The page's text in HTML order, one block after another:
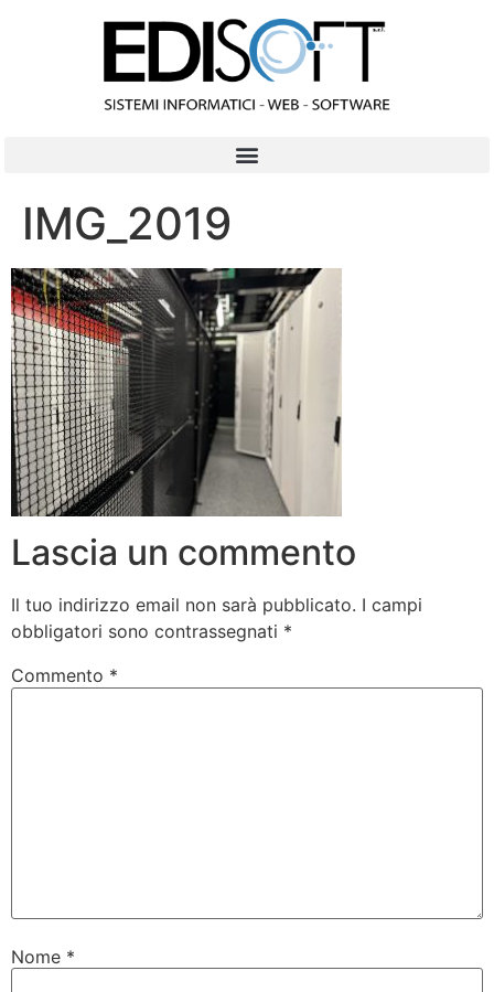
IMG_2019
Lascia un commento
Il tuo indirizzo email non sarà pubblicato. I campi
obbligatori sono contrassegnati *
Commento *
Nome *